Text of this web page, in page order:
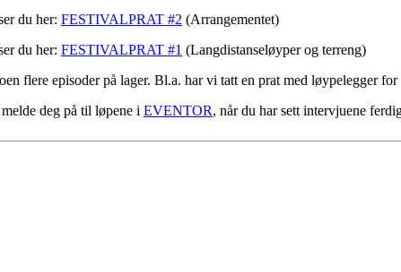
du her: FESTIVALPRAT #2 (Arrangementet)
du her: FESTIVALPRAT #1 (Langdistanseløyper og terreng)
flere episoder på lager. Bl.a. har vi tatt en prat med løypelegger
deg på til løpene i EVENTOR, når du har sett intervjuene